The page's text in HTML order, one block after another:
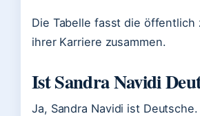
Die Tabelle fasst die öffentlich
ihrer Karriere zusammen.
Ist Sandra Navidi
Ja, Sandra Navidi ist